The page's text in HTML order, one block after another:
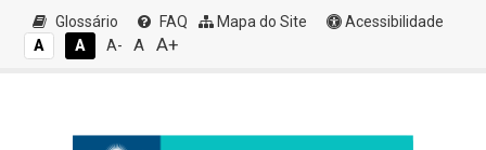
Glossário FAQ Mapa do Site
Acessibilidade
A
A A- A A+